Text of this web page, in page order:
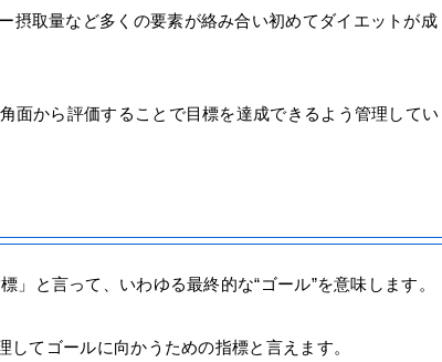
摂取量など多くの要素が絡み合い初めてダイエットが成
面から評価することで目標を達成できるよう管理してい
と言って、いわゆる最終的な“ゴール”を意味します。
てゴールに向かうための指標と言えます。